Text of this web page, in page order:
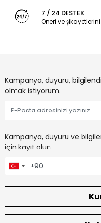
7 / 24 DESTEK
Öneri ve
Kampanya, duyuru,
olmak istiyorum.
Kampanya, duyuru ve
için kayıt olun.